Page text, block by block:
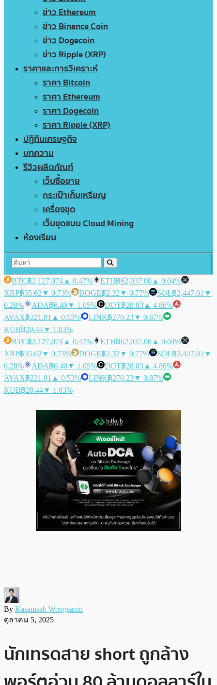
ข่าว Ethereum
ข่าว Binance Coin
ข่าว Dogecoin
ข่าว Ripple (XRP)
ราคาและการวิเคราะห์
ราคา Bitcoin
ราคา Ethereum
ราคา Dogecoin
ราคา Ripple (XRP)
ปฏิทินเศรษฐกิจ
บทความ
รีวิวผลิตภัณฑ์
เว็บซื้อขาย
กระเป๋าเก็บเหรียญ
เครื่องขุด
เว็บขุดแบบ Cloud Mining
ห้องเรียน
BTC฿2,127,074 ▲ 0.47% ETH฿62,037.00 ▲ 0.04%
XRP฿35.62 ▼ 0.73% DOGE฿2.32 ▼ 0.77% SOL฿2,447.01 ▼
0.28%
ADA฿6.40▼ 1.05% DOT฿28.83 ▲ 4.86%
AVAX฿221.81 ▲ 0.53% LINK฿270.23▼ 0.87%
KUB฿20.44▼ 1.03%
BTC฿2,127,074 ▲ 0.47% ETH฿62,037.00 ▲ 0.04%
XRP฿35.62 ▼ 0.73% DOGE฿2.32 ▼ 0.77% SOL฿2,447.01 ▼
0.28%
ADA฿6.40▼ 1.05% DOT฿28.83 ▲ 4.86%
AVAX฿221.81 ▲ 0.53% LINK฿270.23▼ 0.87%
KUB฿20.44▼ 1.03%
By Kasamsak Wongsanin
ตุลาคม 5, 2025
นักเทรดสาย short ถูกล้าง